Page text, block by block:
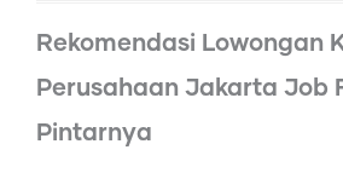
Rekomendasi Lowongan
Perusahaan Jakarta Job
Pintarnya